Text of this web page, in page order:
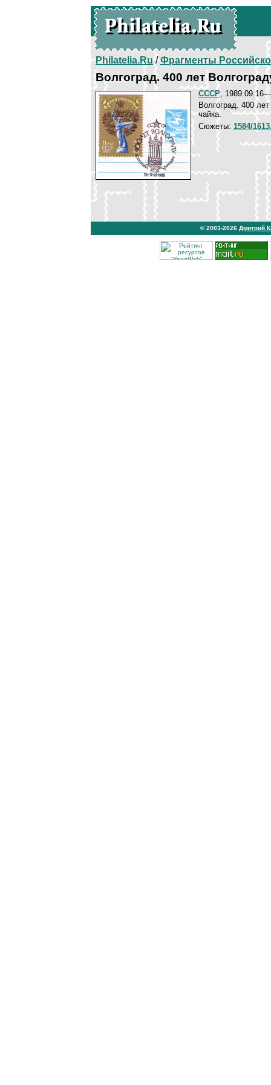
Philatelia.Ru/Фрагменты
Волгоград. 400 лет
СССР,
Волгоград. 400
чайка.
Сюжеты: 1584/
© 2003-2026 Дмитрий